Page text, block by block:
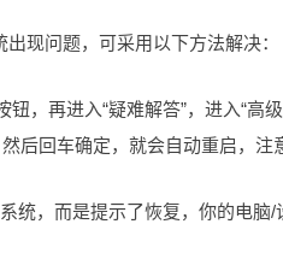
现问题，可采用以下方法解决：
钮，再进入“疑难解答”，进入“高
后回车确定，就会自动重启，注
统，而是提示了恢复，你的电